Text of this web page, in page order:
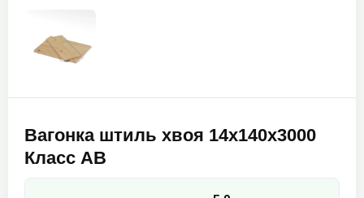
Вагонка штиль хвоя 14х140х3000
Класс АВ